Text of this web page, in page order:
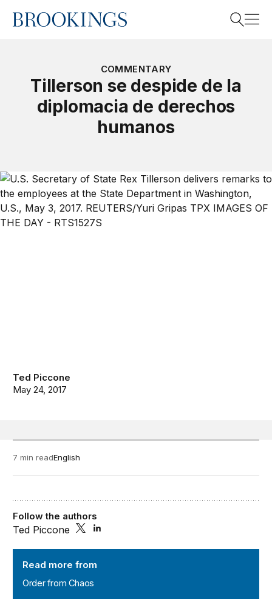
Home
COMMENTARY
Tillerson se despide de la
diplomacia de derechos
humanos
Ted Piccone
May 24, 2017
7 min readEnglish
Read more from
Order from Chaos
Follow the authors
Ted Piccone